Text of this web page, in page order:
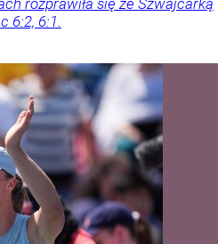
rozprawiła się ze Szwajcarką
6:2, 6:1.